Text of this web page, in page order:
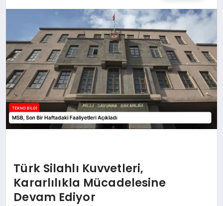
Türk Silahlı Kuvvetleri,
Kararlılıkla Mücadelesine
Devam Ediyor